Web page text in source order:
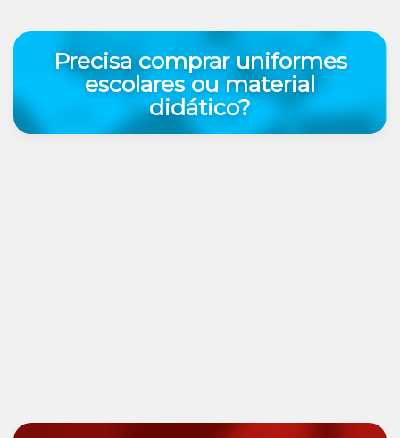
Precisa comprar uniformes
escolares ou material
didático?